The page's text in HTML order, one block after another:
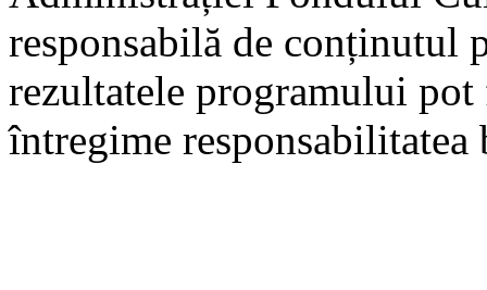
responsabilă de conținutul
rezultatele programului
întregime